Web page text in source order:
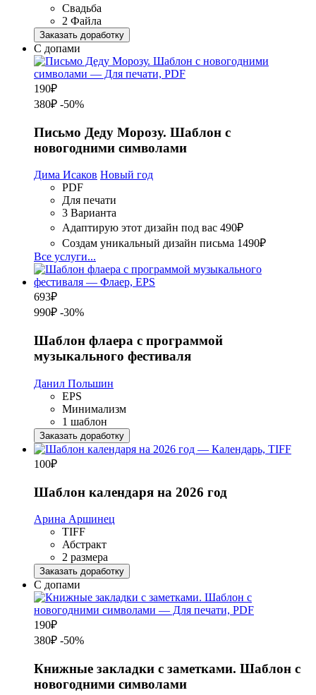
Свадьба
2 Файла
Заказать доработку
С допами
190₽
380₽ -50%
Письмо Деду Морозу. Шаблон с
новогодними символами
Дима Исаков Новый год
PDF
Для печати
3 Варианта
Адаптирую этот дизайн под вас 490₽
Создам уникальный дизайн письма 1490₽
Все услуги...
693₽
990₽ -30%
Шаблон флаера с программой
музыкального фестиваля
Данил Польшин
EPS
Минимализм
1 шаблон
Заказать доработку
100₽
Шаблон календаря на 2026 год
Арина Аршинец
TIFF
Абстракт
2 размера
Заказать доработку
С допами
190₽
380₽ -50%
Книжные закладки с заметками. Шаблон с
новогодними символами